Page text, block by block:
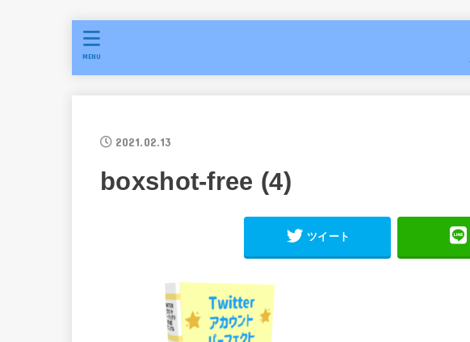
MENU
2021.02.13
boxshot-free (4)
ツイート